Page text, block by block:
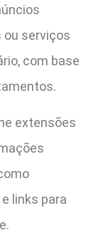
ou serviços
com base
extensões
links para